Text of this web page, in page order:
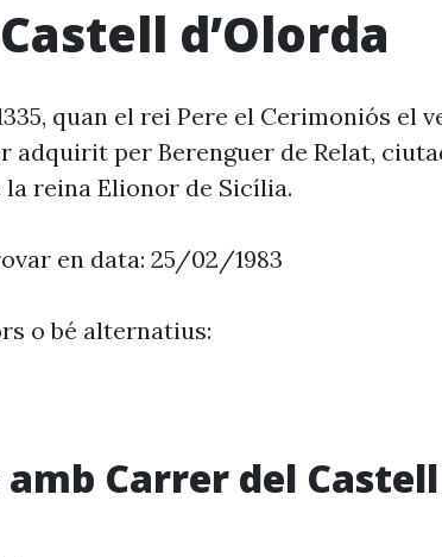
d’Olorda
quan el rei Pere el Cerimoniós el
adquirit per Berenguer de Relat,
reina Elionor de Sicília.
en data: 25/02/1983
o bé alternatius:
Carrer del Castell